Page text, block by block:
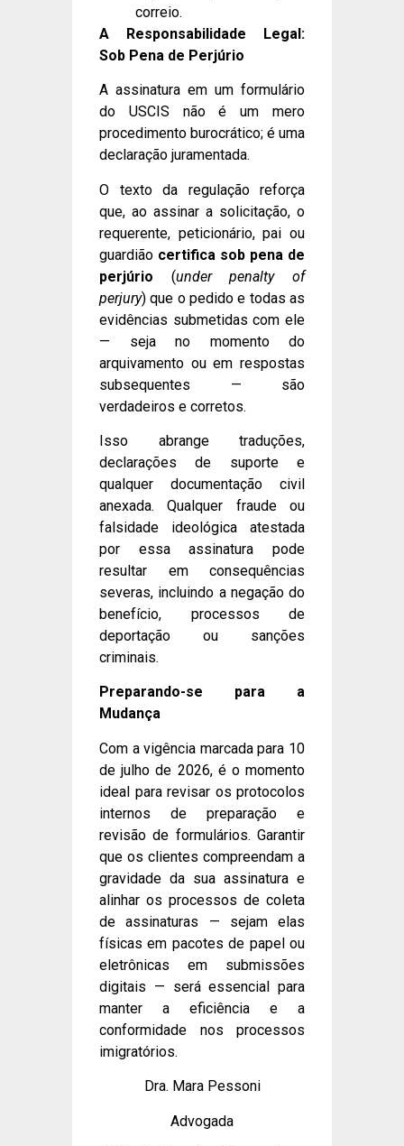
correio.
A Responsabilidade Legal:
Sob Pena de Perjúrio
A assinatura em um formulário
do USCIS não é um mero
procedimento burocrático; é uma
declaração juramentada.
O texto da regulação reforça
que, ao assinar a solicitação, o
requerente, peticionário, pai ou
guardião certifica sob pena de
perjúrio (under penalty of
perjury) que o pedido e todas as
evidências submetidas com ele
— seja no momento do
arquivamento ou em respostas
subsequentes — são
verdadeiros e corretos.
Isso abrange traduções,
declarações de suporte e
qualquer documentação civil
anexada. Qualquer fraude ou
falsidade ideológica atestada
por essa assinatura pode
resultar em consequências
severas, incluindo a negação do
benefício, processos de
deportação ou sanções
criminais.
Preparando-se para a
Mudança
Com a vigência marcada para 10
de julho de 2026, é o momento
ideal para revisar os protocolos
internos de preparação e
revisão de formulários. Garantir
que os clientes compreendam a
gravidade da sua assinatura e
alinhar os processos de coleta
de assinaturas — sejam elas
físicas em pacotes de papel ou
eletrônicas em submissões
digitais — será essencial para
manter a eficiência e a
conformidade nos processos
imigratórios.
Dra. Mara Pessoni
Advogada